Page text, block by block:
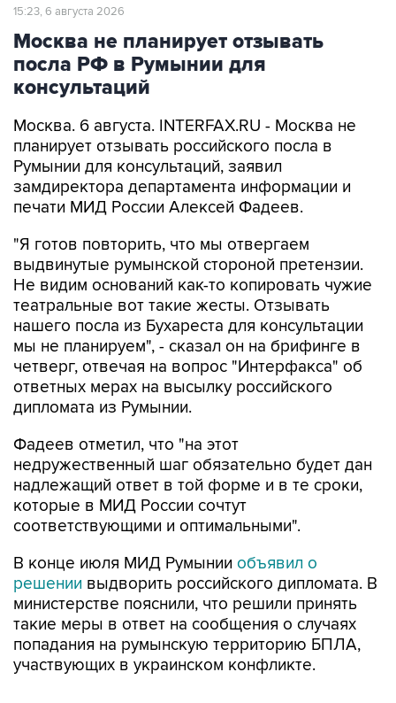
15:23, 6 августа 2026
Москва не планирует отзывать
посла РФ в Румынии для
консультаций
Москва. 6 августа. INTERFAX.RU - Москва не
планирует отзывать российского посла в
Румынии для консультаций, заявил
замдиректора департамента информации и
печати МИД России Алексей Фадеев.
"Я готов повторить, что мы отвергаем
выдвинутые румынской стороной претензии.
Не видим оснований как-то копировать чужие
театральные вот такие жесты. Отзывать
нашего посла из Бухареста для консультации
мы не планируем", - сказал он на брифинге в
четверг, отвечая на вопрос "Интерфакса" об
ответных мерах на высылку российского
дипломата из Румынии.
Фадеев отметил, что "на этот
недружественный шаг обязательно будет дан
надлежащий ответ в той форме и в те сроки,
которые в МИД России сочтут
соответствующими и оптимальными".
В конце июля МИД Румынии объявил о
решении выдворить российского дипломата. В
министерстве пояснили, что решили принять
такие меры в ответ на сообщения о случаях
попадания на румынскую территорию БПЛА,
участвующих в украинском конфликте.